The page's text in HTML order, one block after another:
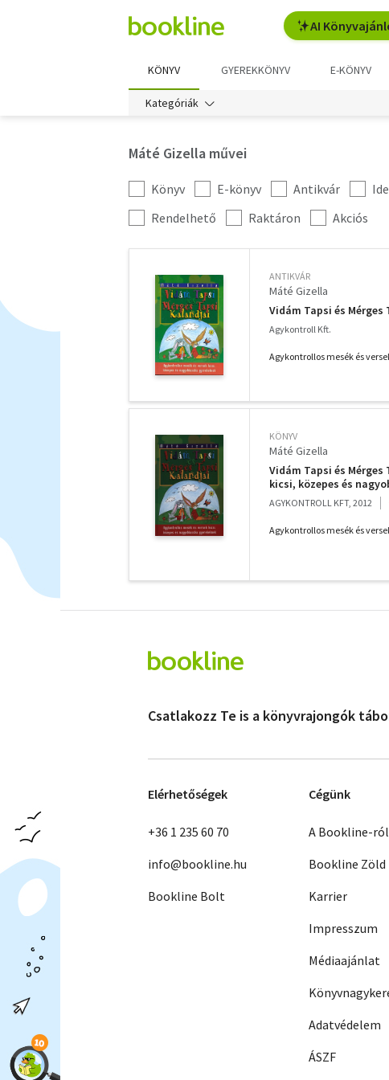
AI
KÖNYV GYEREKKÖNYV E-KÖNYV
Kategóriák
Máté Gizella művei
Kategória
szűrés
Könyv E-könyv Antikvár
További
szűrők
Rendelhető Raktáron Akciós
ANTIKVÁR
Máté Gizella
Vidám Tapsi és
Agykontroll Kft.
Agykontrollos mesék és
KÖNYV
Máté Gizella
Vidám Tapsi és
kicsi, közepes és
AGYKONTROLL KFT, 2012
Agykontrollos mesék és
Csatlakozz Te is a könyvrajongók
Elérhetőségek
+36 1 235 60 70
info@bookline.hu
Bookline Bolt
Cégünk
A Bookline-
Bookline Zöld
Karrier
Impresszum
Médiaajánlat
Adatvédelem
ÁSZF